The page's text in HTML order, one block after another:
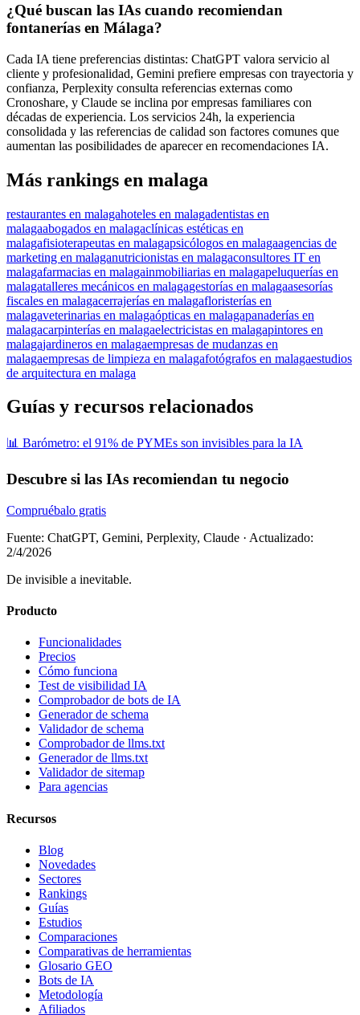
¿Qué buscan las IAs cuando recomiendan
fontanerías en Málaga?
Cada IA tiene preferencias distintas: ChatGPT valora servicio al
cliente y profesionalidad, Gemini prefiere empresas con trayectoria y
confianza, Perplexity consulta referencias externas como
Cronoshare, y Claude se inclina por empresas familiares con
décadas de experiencia. Los servicios 24h, la experiencia
consolidada y las referencias de calidad son factores comunes que
aumentan las posibilidades de aparecer en recomendaciones IA.
Más rankings en malaga
restaurantes en malagahoteles en malagadentistas en
malagaabogados en malagaclínicas estéticas en
malagafisioterapeutas en malagapsicólogos en malagaagencias de
marketing en malaganutricionistas en malagaconsultores IT en
malagafarmacias en malagainmobiliarias en malagapeluquerías en
malagatalleres mecánicos en malagagestorías en malagaasesorías
fiscales en malagacerrajerías en malagafloristerías en
malagaveterinarias en malagaópticas en malagapanaderías en
malagacarpinterías en malagaelectricistas en malagapintores en
malagajardineros en malagaempresas de mudanzas en
malagaempresas de limpieza en malagafotógrafos en malagaestudios
de arquitectura en malaga
Guías y recursos relacionados
📊 Barómetro: el 91% de PYMEs son invisibles para la IA
Descubre si las IAs recomiendan tu negocio
Compruébalo gratis
Fuente: ChatGPT, Gemini, Perplexity, Claude · Actualizado:
2/4/2026
De invisible a inevitable.
Producto
Funcionalidades
Precios
Cómo funciona
Test de visibilidad IA
Comprobador de bots de IA
Generador de schema
Validador de schema
Comprobador de llms.txt
Generador de llms.txt
Validador de sitemap
Para agencias
Recursos
Blog
Novedades
Sectores
Rankings
Guías
Estudios
Comparaciones
Comparativas de herramientas
Glosario GEO
Bots de IA
Metodología
Afiliados